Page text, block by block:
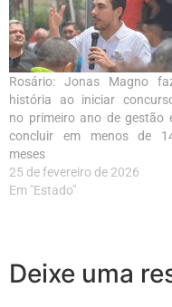
Rosário: Jonas Magno
história ao iniciar
no primeiro ano de gestão
concluir em menos de
meses
25 de fevereiro de 2026
Em "Estado"
Deixe uma